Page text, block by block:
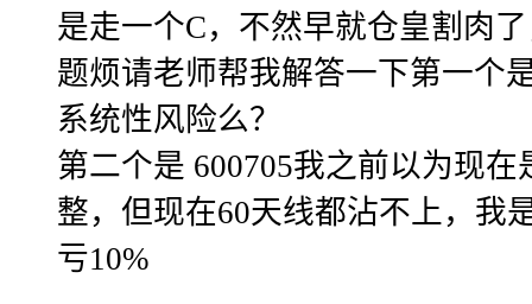
是走一个C，不然早就仓皇割肉
题烦请老师帮我解答一下第一个
系统性风险么？
第二个是 600705我之前以为现
整，但现在60天线都沾不上，我
亏10%